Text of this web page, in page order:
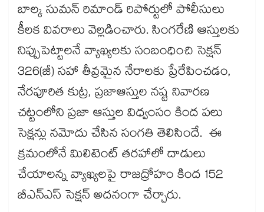
బాల్క సుమన్ రిమాండ్‌‌ రిపోర్టులో పోలీసులు
కీలక వివరాలు వెల్లడించారు. సింగరేణి ఆస్తులకు
నిప్పుపెట్టాలనే వ్యాఖ్యలకు సంబంధించి సెక్షన్
326(జీ) సహా తీవ్రమైన నేరాలకు ప్రేరేపించడం,
నేరపూరిత కుట్ర, ప్రజాఆస్తుల నష్ట నివారణ
చట్టంలోని ప్రజా ఆస్తుల విధ్వంసం కింద పలు
సెక్షన్లు నమోదు చేసిన సంగతి తెలిసిందే. ఈ
క్రమంలోనే మిలిటెంట్‌‌ తరహాలో దాడులు
చేయాలన్న వ్యాఖ్యలపై రాజద్రోహం కింద 152
బీఎన్‌‌ఎస్‌‌ సెక్షన్ అదనంగా చేర్చారు.